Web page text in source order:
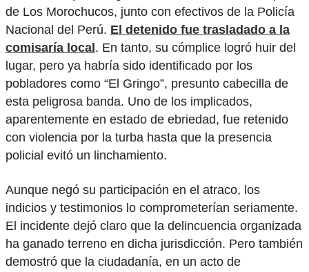
de Los Morochucos, junto con efectivos de la Policía
Nacional del Perú. El detenido fue trasladado a la
comisaría local. En tanto, su cómplice logró huir del
lugar, pero ya habría sido identificado por los
pobladores como “El Gringo”, presunto cabecilla de
esta peligrosa banda. Uno de los implicados,
aparentemente en estado de ebriedad, fue retenido
con violencia por la turba hasta que la presencia
policial evitó un linchamiento.
Aunque negó su participación en el atraco, los
indicios y testimonios lo comprometerían seriamente.
El incidente dejó claro que la delincuencia organizada
ha ganado terreno en dicha jurisdicción. Pero también
demostró que la ciudadanía, en un acto de